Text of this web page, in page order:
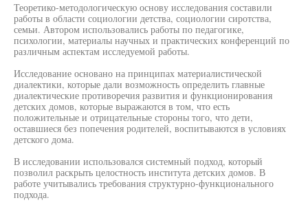
Теоретико-методологическую основу исследования составили
работы в области социологии детства, социологии сиротства,
семьи. Автором использовались работы по педагогике,
психологии, материалы научных и практических конференций по
различным аспектам исследуемой работы.
Исследование основано на принципах материалистической
диалектики, которые дали возможность определить главные
диалектические противоречия развития и функционирования
детских домов, которые выражаются в том, что есть
положительные и отрицательные стороны того, что дети,
оставшиеся без попечения родителей, воспитываются в условиях
детского дома.
В исследовании использовался системный подход, который
позволил раскрыть целостность института детских домов. В
работе учитывались требования структурно-функционального
подхода.